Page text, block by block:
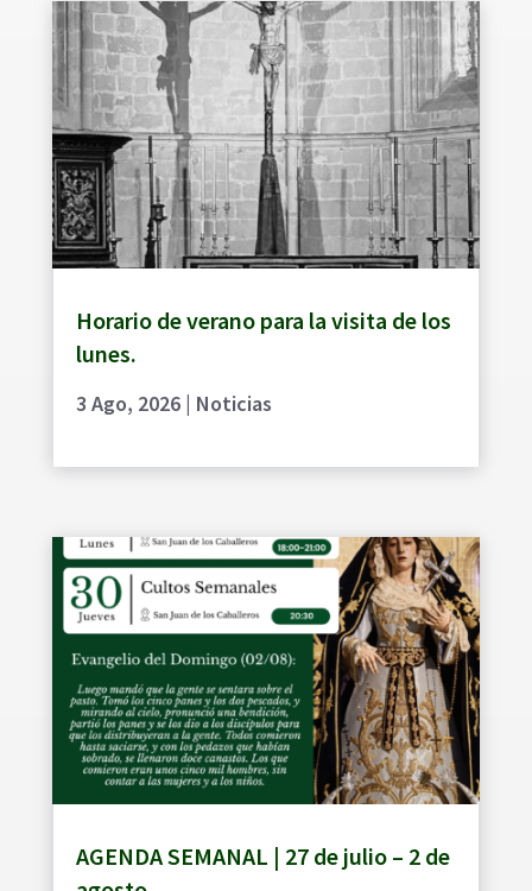
Horario de verano para la visita de los
lunes.
3 Ago, 2026| Noticias
AGENDA SEMANAL | 27 de julio – 2 de